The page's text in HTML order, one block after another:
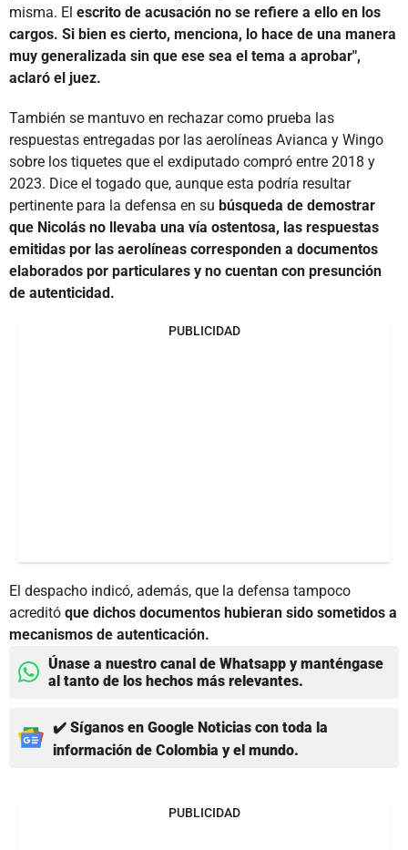
misma. El escrito de acusación no se refiere a ello en los
cargos. Si bien es cierto, menciona, lo hace de una manera
muy generalizada sin que ese sea el tema a aprobar",
aclaró el juez.
También se mantuvo en rechazar como prueba las
respuestas entregadas por las aerolíneas Avianca y Wingo
sobre los tiquetes que el exdiputado compró entre 2018 y
2023. Dice el togado que, aunque esta podría resultar
pertinente para la defensa en su búsqueda de demostrar
que Nicolás no llevaba una vía ostentosa, las respuestas
emitidas por las aerolíneas corresponden a documentos
elaborados por particulares y no cuentan con presunción
de autenticidad.
PUBLICIDAD
El despacho indicó, además, que la defensa tampoco
acreditó que dichos documentos hubieran sido sometidos a
mecanismos de autenticación.
Únase a nuestro canal de Whatsapp y manténgase
al tanto de los hechos más relevantes.
✔️ Síganos en Google Noticias con toda la
información de Colombia y el mundo.
PUBLICIDAD